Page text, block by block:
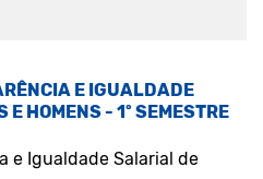
E IGUALDADE
HOMENS - 1º SEMESTRE
e Igualdade Salarial de